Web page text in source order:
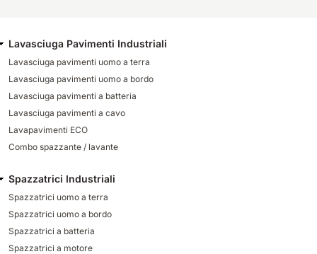
Lavasciuga Pavimenti Industriali
Lavasciuga pavimenti uomo a terra
Lavasciuga pavimenti uomo a bordo
Lavasciuga pavimenti a batteria
Lavasciuga pavimenti a cavo
Lavapavimenti ECO
Combo spazzante / lavante
Spazzatrici Industriali
Spazzatrici uomo a terra
Spazzatrici uomo a bordo
Spazzatrici a batteria
Spazzatrici a motore